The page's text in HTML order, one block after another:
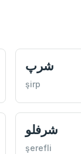
شرپ
şirp
شرفلو
şerefli